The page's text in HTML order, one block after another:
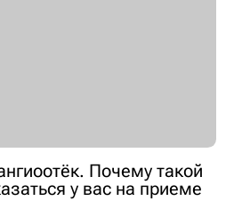
Почему такой
у вас на приеме